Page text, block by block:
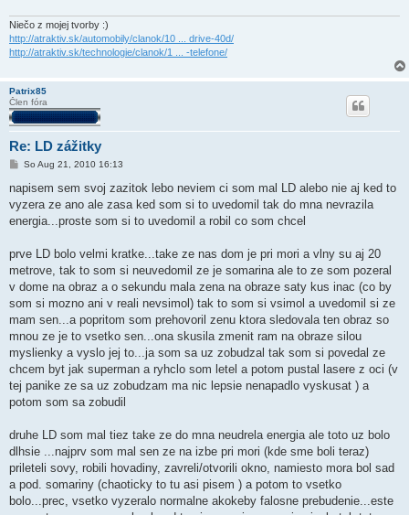
Niečo z mojej tvorby :)
http://atraktiv.sk/automobily/clanok/10 ... drive-40d/
http://atraktiv.sk/technologie/clanok/1 ... -telefone/
Patrix85
Člen fóra
Re: LD zážitky
P
í
s
p
e
k
So Aug 21, 2010 16:13
napisem sem svoj zazitok lebo neviem ci som mal LD alebo nie aj ked to
vyzera ze ano ale zasa ked som si to uvedomil tak do mna nevrazila
energia...proste som si to uvedomil a robil co som chcel
prve LD bolo velmi kratke...take ze nas dom je pri mori a vlny su aj 20
metrove, tak to som si neuvedomil ze je somarina ale to ze som pozeral
v dome na obraz a o sekundu mala zena na obraze saty kus inac (co by
som si mozno ani v reali nevsimol) tak to som si vsimol a uvedomil si ze
mam sen...a popritom som prehovoril zenu ktora sledovala ten obraz so
mnou ze je to vsetko sen...ona skusila zmenit ram na obraze silou
myslienky a vyslo jej to...ja som sa uz zobudzal tak som si povedal ze
chcem byt jak superman a ryhclo som letel a potom pustal lasere z oci (v
tej panike ze sa uz zobudzam ma nic lepsie nenapadlo vyskusat ) a
potom som sa zobudil
druhe LD som mal tiez take ze do mna neudrela energia ale toto uz bolo
dlhsie ...najprv som mal sen ze na izbe pri mori (kde sme boli teraz)
prileteli sovy, robili hovadiny, zavreli/otvorili okno, namiesto mora bol sad
a pod. somariny (chaoticky to tu asi pisem ) a potom to vsetko
bolo...prec, vsetko vyzeralo normalne akokeby falosne prebudenie...este